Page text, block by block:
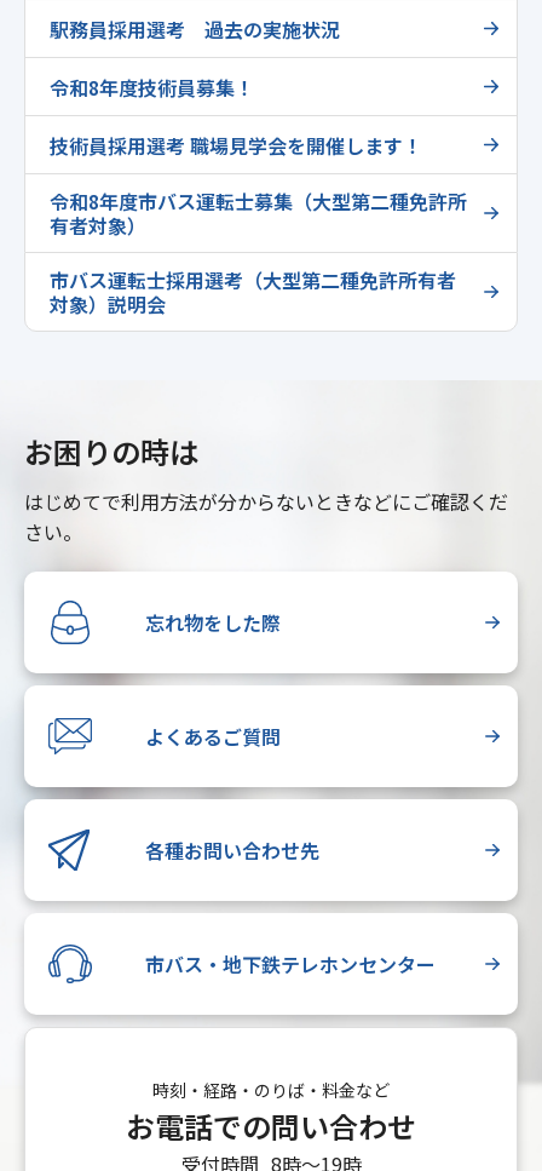
駅務員採用選考 過去の実施状況
令和8年度技術員募集！
技術員採用選考 職場見学会を開催します！
令和8年度市バス運転士募集（大型第二種免許所
有者対象）
市バス運転士採用選考（大型第二種免許所有者
対象）説明会
お困りの時は
はじめてで利用方法が分からないときなどにご確認くだ
さい。
忘れ物をした際
よくあるご質問
各種お問い合わせ先
市バス・地下鉄テレホンセンター
時刻・経路・のりば・料金など
お電話での問い合わせ
受付時間 8時〜19時